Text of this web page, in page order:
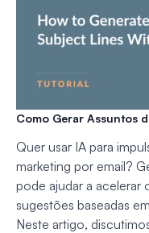
Como Gerar Assuntos
Quer usar IA para
marketing por email?
pode ajudar a
sugestões baseadas
Neste artigo,